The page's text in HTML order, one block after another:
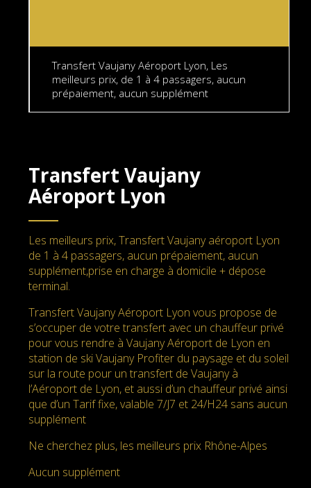
Transfert Vaujany Aéroport Lyon, Les
meilleurs prix, de 1 à 4 passagers, aucun
prépaiement, aucun supplément
Transfert Vaujany
Aéroport Lyon
Les meilleurs prix, Transfert Vaujany aéroport Lyon
de 1 à 4 passagers, aucun prépaiement, aucun
supplément,prise en charge à domicile + dépose
terminal.
Transfert Vaujany Aéroport Lyon vous propose de
s’occuper de votre transfert avec un chauffeur privé
pour vous rendre à Vaujany Aéroport de Lyon en
station de ski Vaujany Profiter du paysage et du soleil
sur la route pour un transfert de Vaujany à
l’Aéroport de Lyon, et aussi d’un chauffeur privé ainsi
que d’un Tarif fixe, valable 7/J7 et 24/H24 sans aucun
supplément
Ne cherchez plus, les meilleurs prix Rhône-Alpes
Aucun supplément